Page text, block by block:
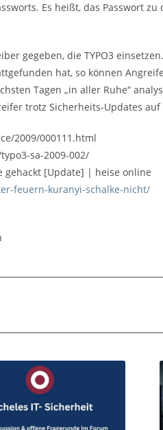
Es heißt, das Passwort
gegeben, die TYPO3
hat, so können
Tagen „in aller Ruhe“
trotz Sicherheits-Updates auf
2009/000111.html
sa-2009-002/
gehackt [Update] | heise online
feuern-kuranyi-schalke-nicht/